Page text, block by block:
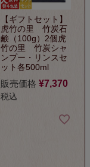
【ギフトセット】
虎竹の里 竹炭石
鹸（100g）2個虎
竹の里 竹炭シャ
ンプー・リンスセ
ット各500ml
販売価格 ¥7,370
税込